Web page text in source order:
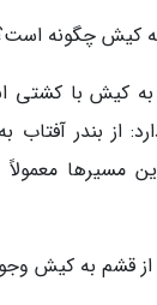
کیش چگونه
به کیش با کشتی
از بندر آفتاب
از قشم به کیش